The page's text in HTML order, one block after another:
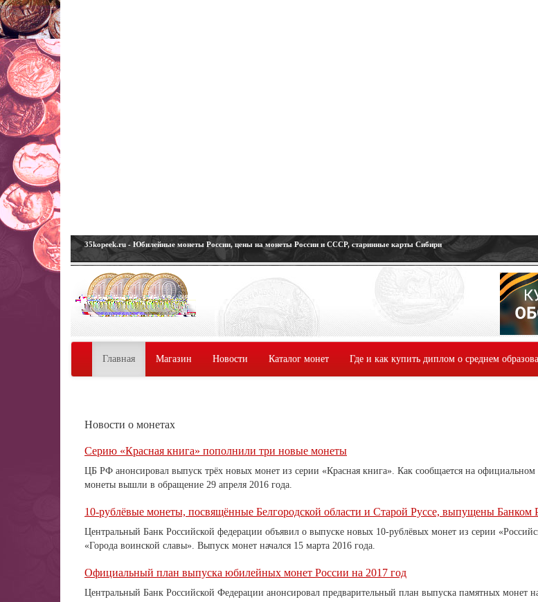
35kopeek.ru - Юбилейные монеты России, цены на монеты России и СССР, старинные карты Сибири
Главная Магазин Новости Каталог монет Где и как купить диплом о среднем
Новости о монетах
Серию «Красная книга» пополнили три новые монеты
ЦБ РФ анонсировал выпуск трёх новых монет из серии «Красная книга». Как сообщается на официальном
монеты вышли в обращение 29 апреля 2016 года.
10-рублёвые монеты, посвящённые Белгородской области и Старой Руссе, выпущены Банком
Центральный Банк Российской федерации объявил о выпуске новых 10-рублёвых монет из серии
«Города воинской славы». Выпуск монет начался 15 марта 2016 года.
Официальный план выпуска юбилейных монет России на 2017 год
Центральный Банк Российской Федерации анонсировал предварительный план выпуска памятных монет